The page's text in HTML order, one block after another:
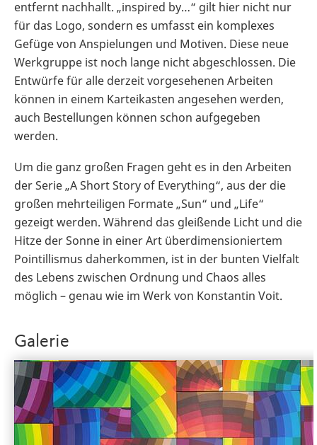
entfernt nachhallt. „inspired by…“ gilt hier nicht nur
für das Logo, sondern es umfasst ein komplexes
Gefüge von Anspielungen und Motiven. Diese neue
Werkgruppe ist noch lange nicht abgeschlossen. Die
Entwürfe für alle derzeit vorgesehenen Arbeiten
können in einem Karteikasten angesehen werden,
auch Bestellungen können schon aufgegeben
werden.
Um die ganz großen Fragen geht es in den Arbeiten
der Serie „A Short Story of Everything“, aus der die
großen mehrteiligen Formate „Sun“ und „Life“
gezeigt werden. Während das gleißende Licht und die
Hitze der Sonne in einer Art überdimensioniertem
Pointillismus daherkommen, ist in der bunten Vielfalt
des Lebens zwischen Ordnung und Chaos alles
möglich – genau wie im Werk von Konstantin Voit.
Galerie